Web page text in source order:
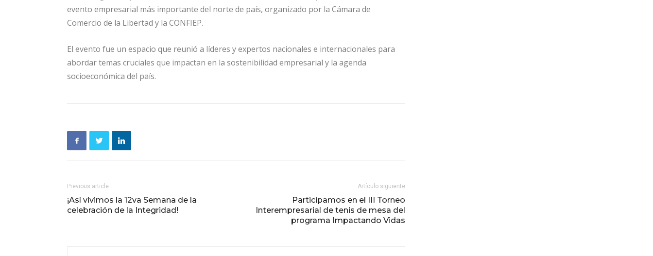
evento empresarial más importante del norte de país, organizado por la Cámara de
Comercio de la Libertad y la CONFIEP.
El evento fue un espacio que reunió a líderes y expertos nacionales e internacionales para
abordar temas cruciales que impactan en la sostenibilidad empresarial y la agenda
socioeconómica del país.
Previous article
¡Así vivimos la 12va Semana de la
celebración de la Integridad!
Artículo siguiente
Participamos en el III Torneo
Interempresarial de tenis de mesa del
programa Impactando Vidas